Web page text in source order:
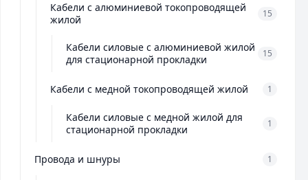
Кабели с алюминиевой токопроводящей
жилой
15
Кабели силовые с алюминиевой жилой
для стационарной прокладки
15
Кабели с медной токопроводящей жилой 1
Кабели силовые с медной жилой для
стационарной прокладки
1
Провода и шнуры 1